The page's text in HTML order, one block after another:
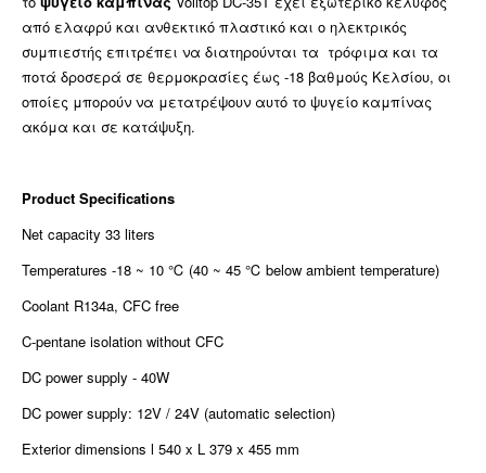
από ελαφρύ και ανθεκτικό πλαστικό και ο ηλεκτρικός
συμπιεστής επιτρέπει να διατηρούνται τα τρόφιμα και τα
ποτά δροσερά σε θερμοκρασίες έως -18 βαθμούς Κελσίου, οι
οποίες μπορούν να μετατρέψουν αυτό το ψυγείο καμπίνας
ακόμα και σε κατάψυξη.
Product Specifications
Net capacity 33 liters
Temperatures -18 ~ 10 ℃ (40 ~ 45 ℃ below ambient temperature)
Coolant R134a, CFC free
C-pentane isolation without CFC
DC power supply - 40W
DC power supply: 12V / 24V (automatic selection)
Exterior dimensions l 540 x L 379 x 455 mm